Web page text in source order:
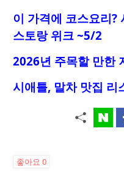
이 가격에 코스요리?
스토랑 위크 ~5/2
2026년 주목할 만한
시애틀, 말차 맛집 리
좋아요 0